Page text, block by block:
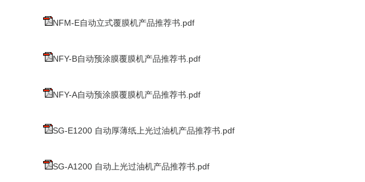
NFM-E自动立式覆膜机产品推荐书.pdf
NFY-B自动预涂膜覆膜机产品推荐书.pdf
NFY-A自动预涂膜覆膜机产品推荐书.pdf
SG-E1200 自动厚薄纸上光过油机产品推荐书.pdf
SG-A1200 自动上光过油机产品推荐书.pdf